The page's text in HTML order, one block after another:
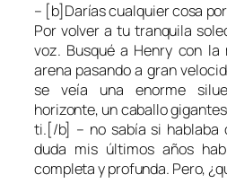
– [b]Darías cualquier cosa
Por volver a tu tranquila
voz. Busqué a Henry con
arena pasando a gran
se veía una enorme
horizonte, un caballo
ti.[/b] – no sabía si hablaba
duda mis últimos años
completa y profunda. Pero,